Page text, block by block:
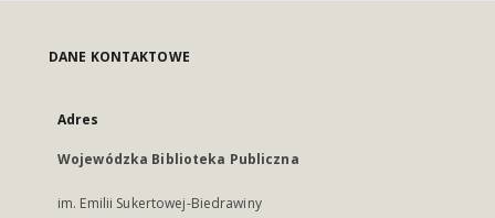
DANE KONTAKTOWE
Adres
Wojewódzka Biblioteka Publiczna
im. Emilii Sukertowej-Biedrawiny